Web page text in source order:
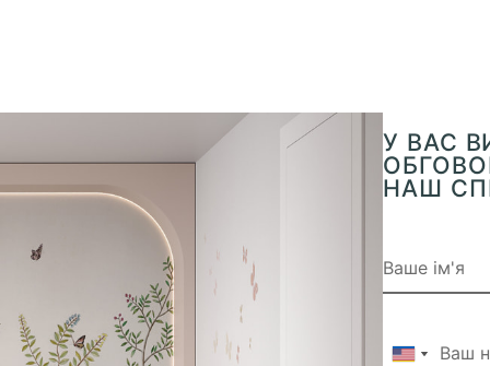
У ВАС
НАШ